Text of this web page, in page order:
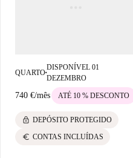
QUARTO■
DISPONÍVEL 01
DEZEMBRO
740 €/mês ATÉ 10 % DESCONTO
lock DEPÓSITO PROTEGIDO
euro CONTAS INCLUÍDAS